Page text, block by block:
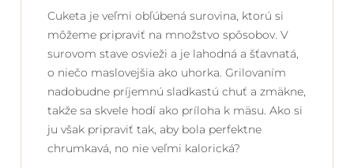
Cuketa je veľmi obľúbená surovina, ktorú si
môžeme pripraviť na množstvo spôsobov. V
surovom stave osvieži a je lahodná a šťavnatá,
o niečo maslovejšia ako uhorka. Grilovaním
nadobudne príjemnú sladkastú chuť a zmäkne,
takže sa skvele hodí ako príloha k mäsu. Ako si
ju však pripraviť tak, aby bola perfektne
chrumkavá, no nie veľmi kalorická?